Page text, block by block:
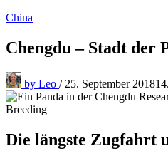
China
Chengdu – Stadt der
by Leo / 25. September 2018
Die längste Zugfahrt